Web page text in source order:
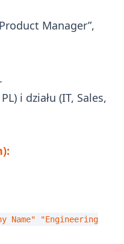
Manager”,
i działu (IT, Sales,
Name" "Engineering